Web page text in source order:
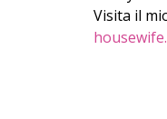
Visita il